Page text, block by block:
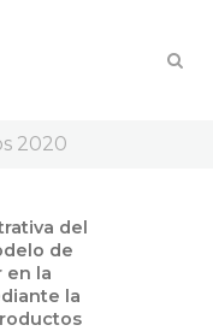
2020
del
de
en la
la